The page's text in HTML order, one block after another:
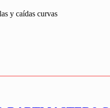
y caídas curvas